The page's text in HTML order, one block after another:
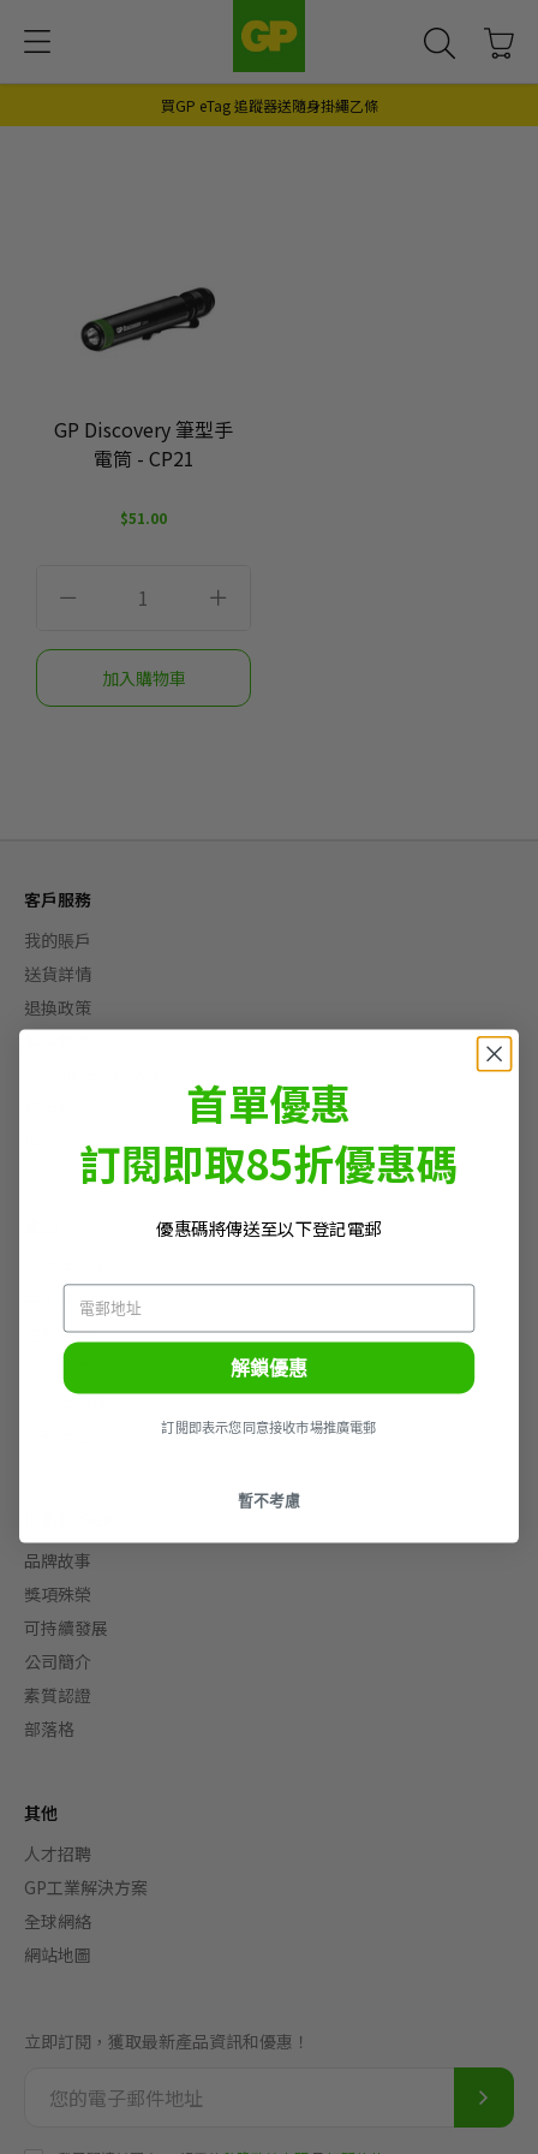
買GP eTag 追蹤器送隨身掛繩乙條
GP Discovery 筆型手
電筒 - CP21
$51.00
客戶服務
我的賬戶
送貨詳情
退換政策
充電池及充電器
特種電池
電筒及頭燈
品牌故事
獎項殊榮
可持續發展
公司簡介
素質認證
部落格
其他
人才招聘
GP工業解決方案
全球網絡
網站地圖
立即訂閱，獲取最新產品資訊和優惠！
首單優惠
訂閱即取85折優惠碼
優惠碼將傳送至以下登記電郵
解鎖優惠
訂閲即表示您同意接收市場推廣電郵
暫不考慮